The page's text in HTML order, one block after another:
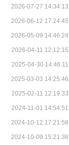
2026-07-27 14:34:13
2026-06-12 17:24:45
2026-05-09 14:46:24
2026-04-11 12:12:15
2025-04-30 14:46:11
2025-03-03 14:25:46
2025-02-11 12:19:33
2024-11-01 14:54:51
2024-10-12 17:21:58
2024-10-09 15:21:36